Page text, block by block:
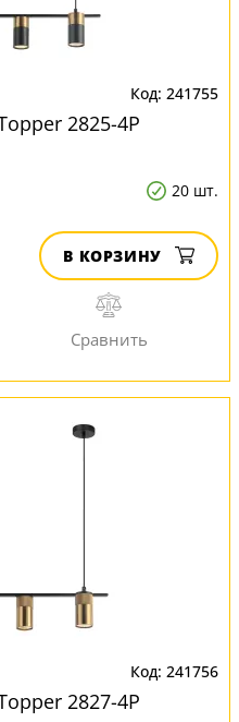
241755
2825-4P
20 шт.
В КОРЗИНУ
241756
2827-4P